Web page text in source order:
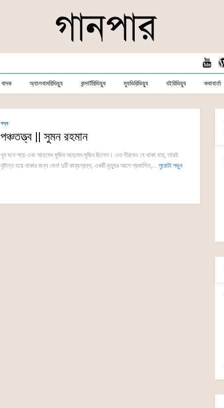
বাদক অ্যালবামরিভিয়্যু কন্সার্টরিভিয়্যু ম্যুভিরিভিয়্যু বইরিভিয়্যু কথাবার্তা
গদ্য
পঞ্চতত্ত্ব || সুমন রহমান
খুব মনে পড়ে এবং আহমেদ মুজিব আহমেদ মুজিব ছিলেন। এত নীরবেও যে থাকা যায়, তারই
দৃষ্টান্ত হয়ে থাকার জন্য যেন! দুটি কাব্যগ্রন্থ, একটি মৃত্যুর আগে প্রকাশিত,... পুরোটা পড়ুন